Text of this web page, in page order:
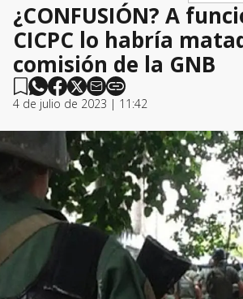
¿CONFUSIÓN? A
CICPC lo habría
comisión de la GNB
4 de julio de 2023 | 11:42